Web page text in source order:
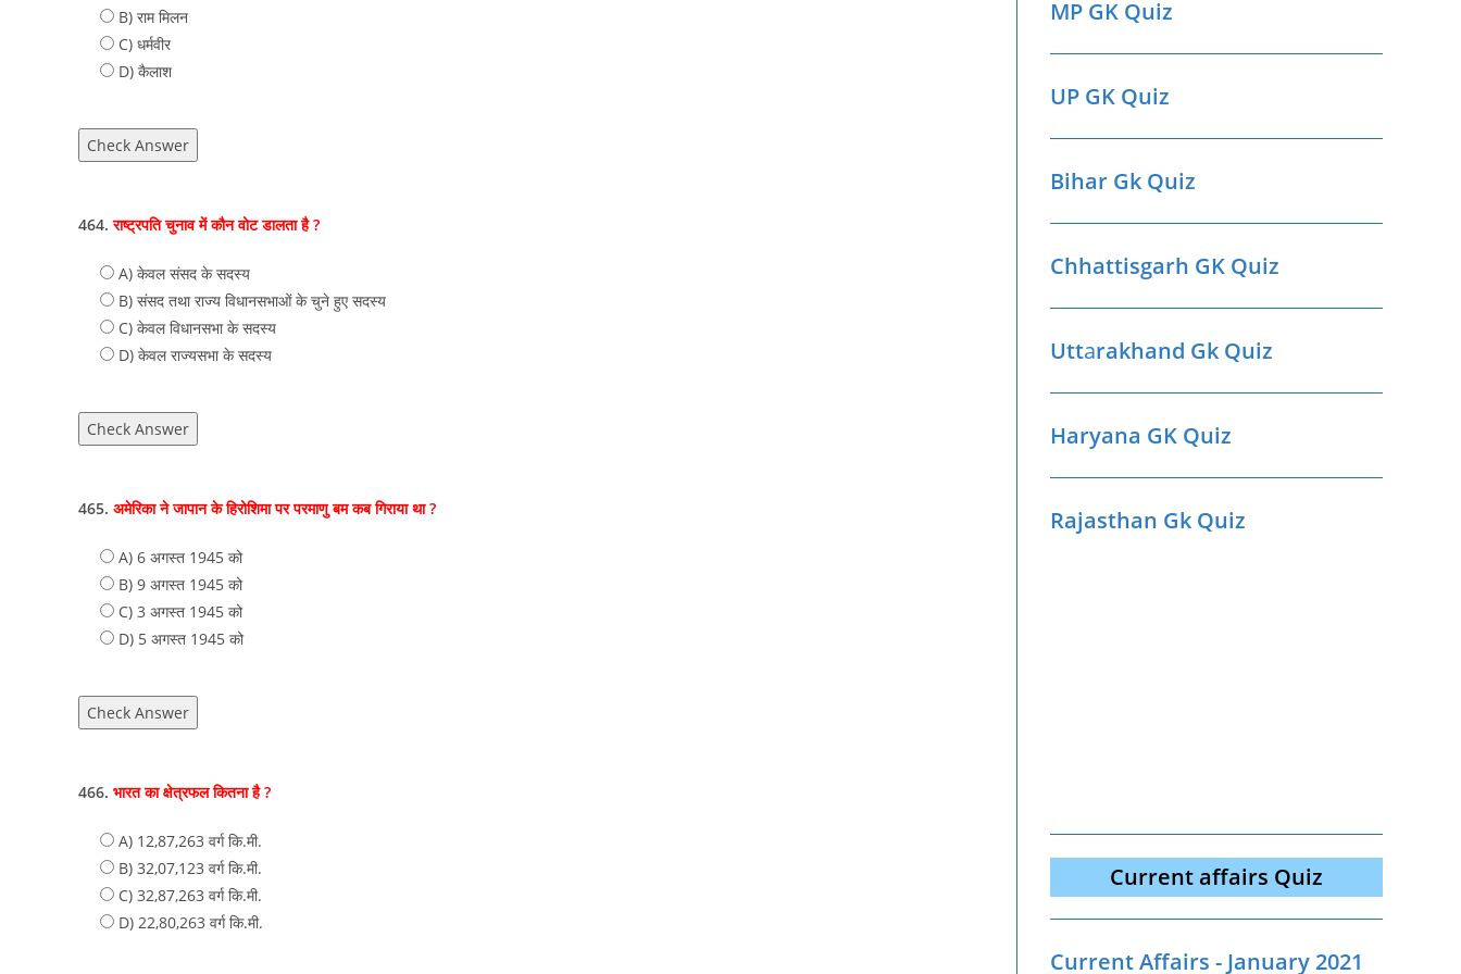
B) राम मिलन
C) धर्मवीर
D) कैलाश
Check Answer
464.राष्ट्रपति चुनाव में कौन वोट डालता है ?
A) केवल संसद के सदस्‍य
B) संसद तथा राज्य विधानसभाओं के चुने हुए सदस्य
C) केवल विधानसभा के सदस्‍य
D) केवल राज्‍यसभा के सदस्‍य
Check Answer
465. अमेरिका ने जापान के हिरोशिमा पर परमाणु बम कब गिराया था ?
A) 6 अगस्त 1945 को
B) 9 अगस्त 1945 को
C) 3 अगस्त 1945 को
D) 5 अगस्त 1945 को
Check Answer
466. भारत का क्षेत्रफल कितना है ?
A) 12,87,263 वर्ग कि.मी.
B) 32,07,123 वर्ग कि.मी.
C) 32,87,263 वर्ग कि.मी.
D) 22,80,263 वर्ग कि.मी.
MP GK Quiz
UP GK Quiz
Bihar Gk Quiz
Chhattisgarh GK Quiz
Uttarakhand Gk Quiz
Haryana GK Quiz
Rajasthan Gk Quiz
Current affairs Quiz
Current Affairs - January 2021